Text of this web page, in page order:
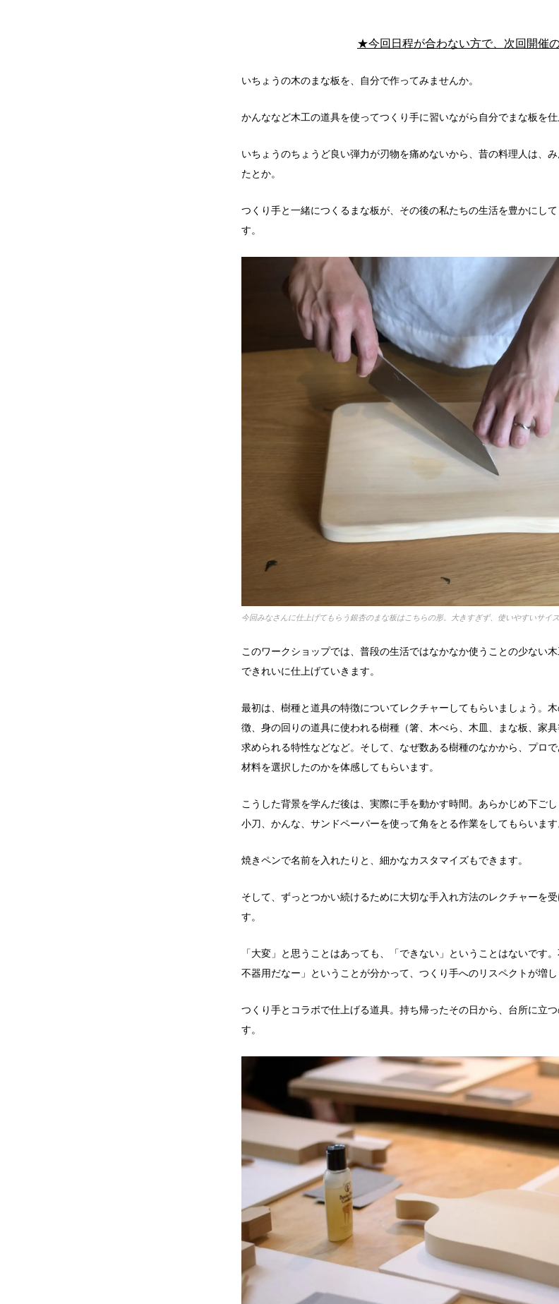
★今回日程が合わない方で、次回開催
いちょうの木のまな板を、自分で作ってみませんか。
かんななど木工の道具を使ってつくり手に習いながら自分でまな板を仕
いちょうのちょうど良い弾力が刃物を痛めないから、昔の料理人は、
たとか。
つくり手と一緒につくるまな板が、その後の私たちの生活を豊かにし
す。
今回みなさんに仕上げてもらう銀杏のまな板はこちらの形。大きすぎず、使いやすいサイズ
このワークショップでは、普段の生活ではなかなか使うことの少ない
できれいに仕上げていきます。
最初は、樹種と道具の特徴についてレクチャーしてもらいましょう。
徴、身の回りの道具に使われる樹種（箸、木べら、木皿、まな板、家
求められる特性などなど。そして、なぜ数ある樹種のなかから、プロ
材料を選択したのかを体感してもらいます。
こうした背景を学んだ後は、実際に手を動かす時間。あらかじめ下ご
小刀、かんな、サンドペーパーを使って角をとる作業をしてもらいます
焼きペンで名前を入れたりと、細かなカスタマイズもできます。
そして、ずっとつかい続けるために大切な手入れ方法のレクチャーを
す。
「大変」と思うことはあっても、「できない」ということはないです
不器用だなー」ということが分かって、つくり手へのリスペクトが増し
つくり手とコラボで仕上げる道具。持ち帰ったその日から、台所に立
す。